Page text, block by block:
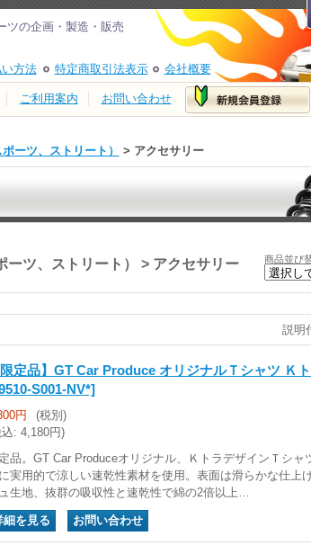
ツの企画・製造・販売
方法 特定商取引法表示 会社概要
ご利用案内 お問い合わせ
ーツ、ストリート） > アクセサリー
ツ、ストリート） > アクセサリー 商品並び
説明
限定品】GT Car Produce オリジナルＴシャツ Ｋ
S001-NV*]
円
(税別)
: 4,180円)
品。GT Car Produceオリジナル、ＫトラデザインＴシャ
実用的で涼しい速乾性素材を使用。表面は滑らかな仕上
生地、抜群の吸収性と速乾性で綿の2倍以上…